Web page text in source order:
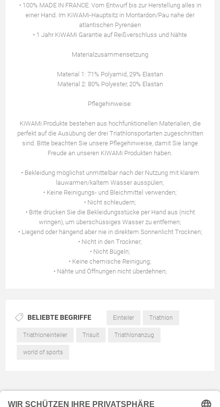
• 100% MADE IN FRANCE: Vom Entwurf bis zur Herstellung alles in
einer Hand. Im KiWAMi-Hauptsitz in Montardon/Pau nahe der
atlantischen Pyrenäen
• 1 Jahr KiWAMi Garantie auf Reißverschluss und Nähte
Materialzusammensetzung
Material 1: 71% Polyamid, 29% Elastan
Material 2: 80% Polyester, 20% Elastan
Pflegehinweise:
KiWAMi Produkte bestehen aus hochfunktionellen Materialien, die
perfekt auf die Ausübung der drei Triathlonsportarten zugeschnitten
sind. Bitte beachten Sie unsere Pflegehinweise, damit Sie lange
Freude an unseren KiWAMi Produkten haben.
• Bekleidung möglichst unmittelbar nach der Nutzung mit klarem
lauwarmen/kaltem Wasser ausspülen;
• Keine Reinigungs- und Bleichmittel verwenden;
• Nicht schleudern;
• Bitte drücken Sie die Bekleidungsstücke per Hand aus (nicht
wringen), um überschüssiges Wasser zu entfernen;
• Liegend oder hängend aber nie in direktem Sonnenlicht Trocknen;
• Nicht in den Trockner;
• Nicht Bügeln;
• Keine chemische Reinigung;
• Nähte und Öffnungen nicht überdehnen;
BELIEBTE BEGRIFFE Einteiler Triathlon
Triathloneinteiler Trisuit Triathlonanzug
world of sports